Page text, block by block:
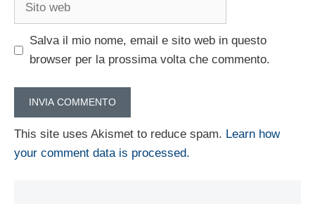
Salva il mio nome, email e sito web in questo
browser per la prossima volta che commento.
This site uses Akismet to reduce spam. Learn how
your comment data is processed.